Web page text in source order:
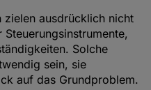
ausdrücklich nicht
Solche
sein, sie
auf das Grundproblem.